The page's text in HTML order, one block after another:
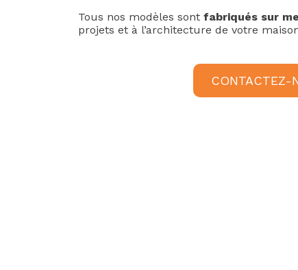
Tous nos modèles sont fabriqués sur
projets et à l’architecture de votre
CONTACTEZ-